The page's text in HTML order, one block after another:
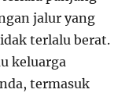
jalur yang
terlalu berat.
keluarga
termasuk